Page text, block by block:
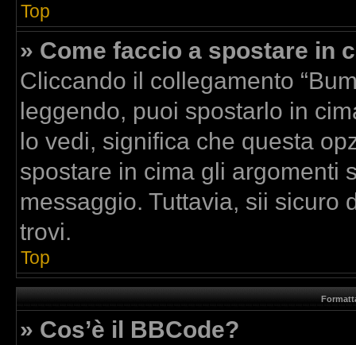
Top
» Come faccio a spostare in
Cliccando il collegamento
leggendo, puoi spostarlo in
lo vedi, significa che questa
spostare in cima gli argomenti
messaggio. Tuttavia, sii sicuro
trovi.
Top
» Cos’è il BBCode?